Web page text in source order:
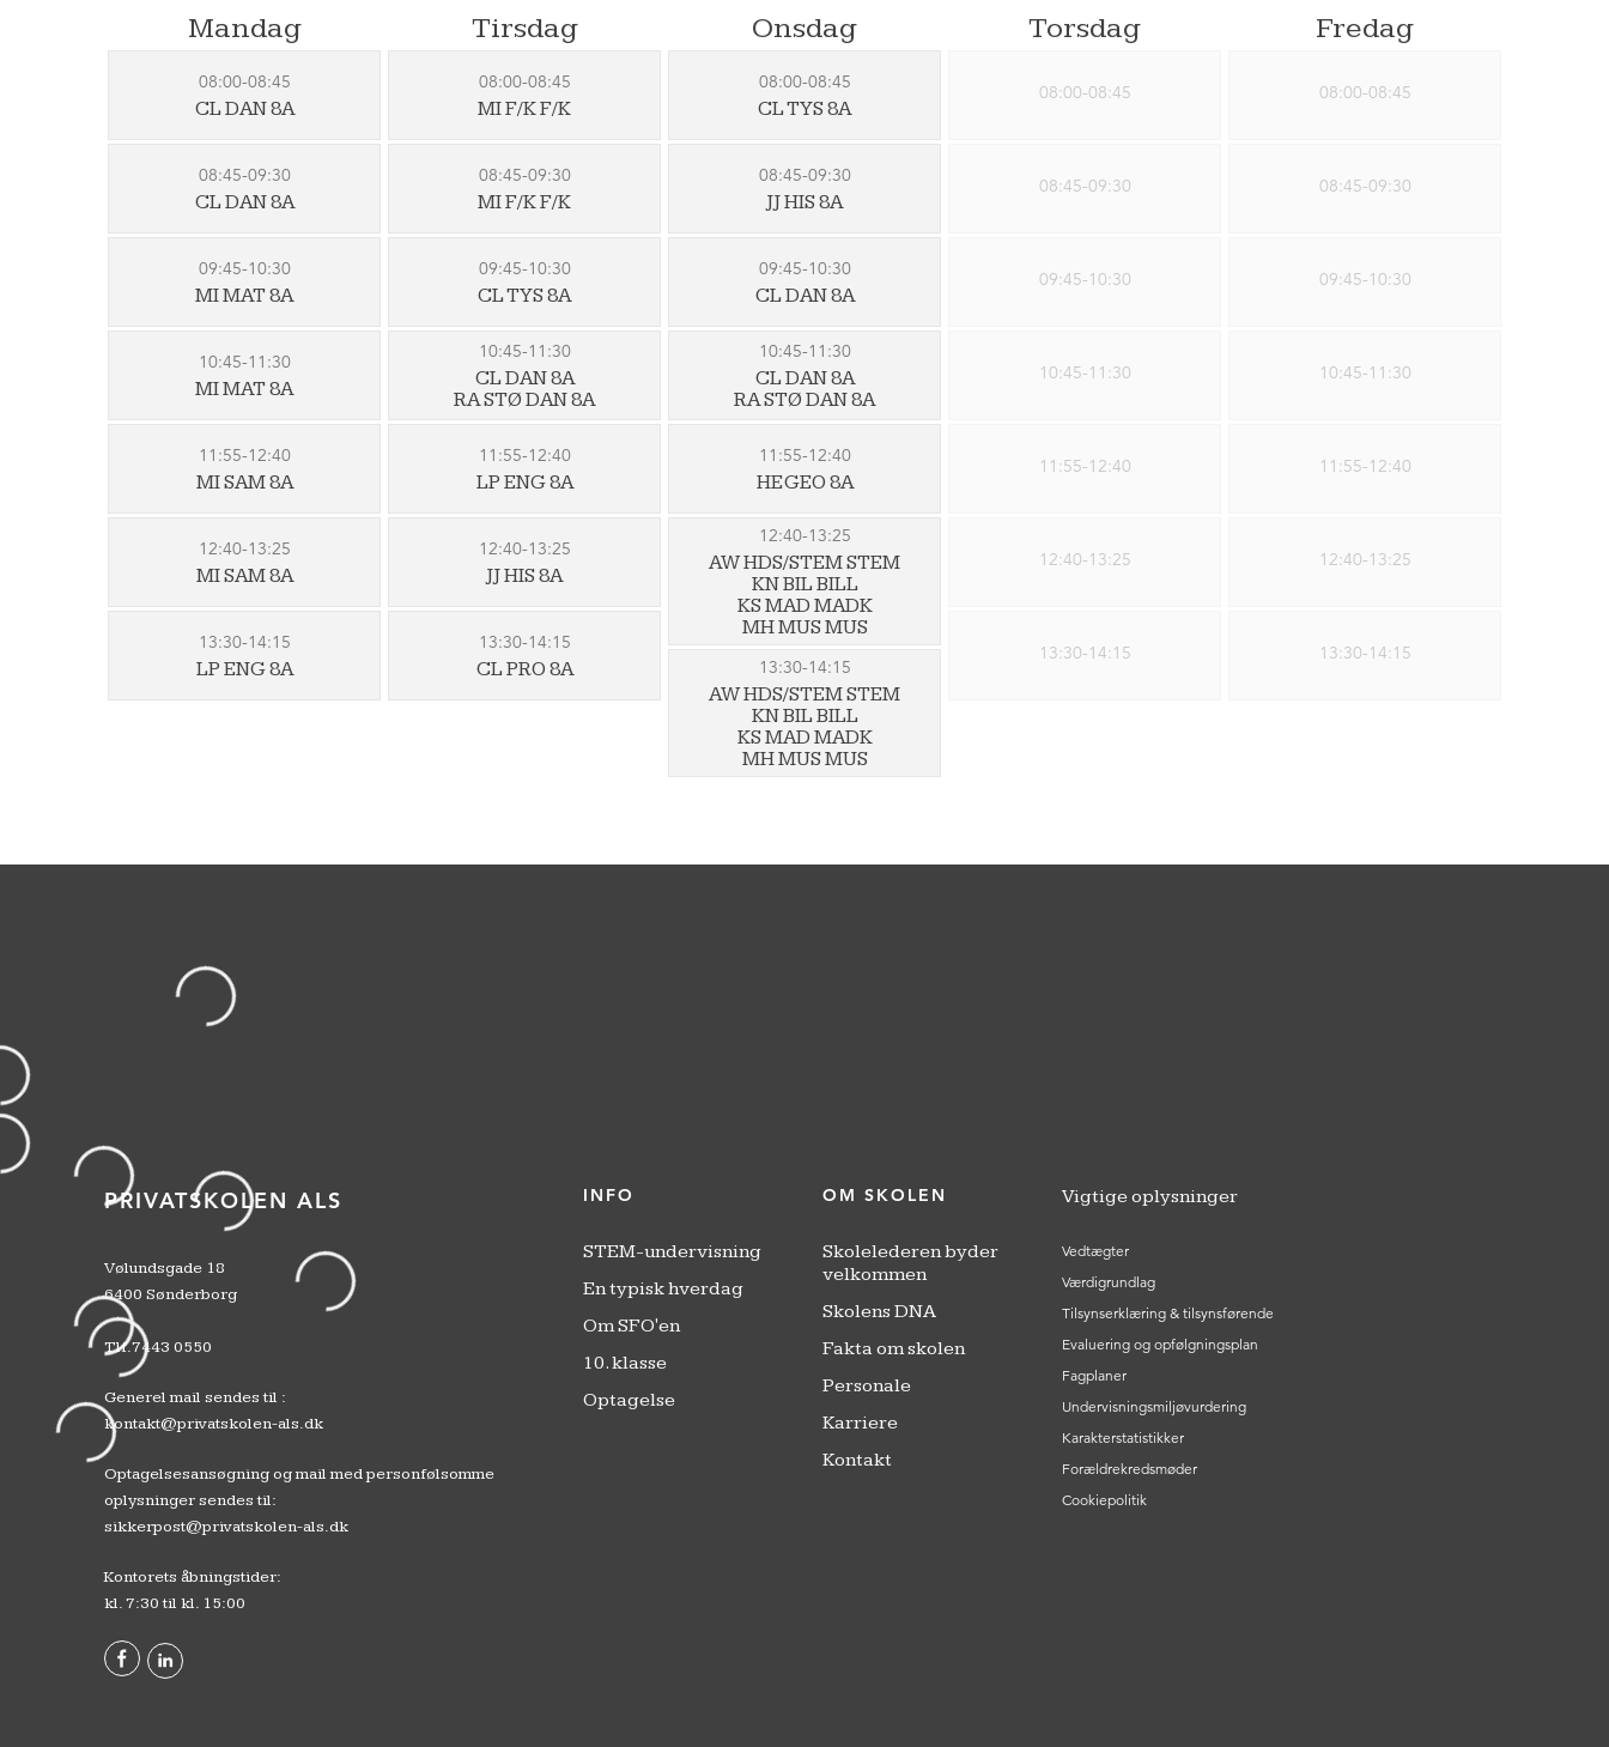
Mandag
08:00-08:45
CL DAN 8A
08:45-09:30
CL DAN 8A
09:45-10:30
MI MAT 8A
10:45-11:30
MI MAT 8A
11:55-12:40
MI SAM 8A
12:40-13:25
MI SAM 8A
13:30-14:15
LP ENG 8A
Tirsdag
08:00-08:45
MI F/K F/K
08:45-09:30
MI F/K F/K
09:45-10:30
CL TYS 8A
10:45-11:30
CL DAN 8A
RA STØ DAN 8A
11:55-12:40
LP ENG 8A
12:40-13:25
JJ HIS 8A
13:30-14:15
CL PRO 8A
Onsdag
08:00-08:45
CL TYS 8A
08:45-09:30
JJ HIS 8A
09:45-10:30
CL DAN 8A
10:45-11:30
CL DAN 8A
RA STØ DAN 8A
11:55-12:40
HE GEO 8A
12:40-13:25
AW HDS/STEM STEM
KN BIL BILL
KS MAD MADK
MH MUS MUS
13:30-14:15
AW HDS/STEM STEM
KN BIL BILL
KS MAD MADK
MH MUS MUS
Torsdag
08:00-08:45
08:45-09:30
09:45-10:30
10:45-11:30
11:55-12:40
12:40-13:25
13:30-14:15
Fredag
08:00-08:45
08:45-09:30
09:45-10:30
10:45-11:30
11:55-12:40
12:40-13:25
13:30-14:15
PRIVATSKOLEN ALS
Vølundsgade 18
6400 Sønderborg
Tlf.7443 0550
Generel mail sendes til :
kontakt@privatskolen-als.dk
Optagelsesansøgning og mail med personfølsomme
oplysninger sendes til:
sikkerpost@privatskolen-als.dk
Kontorets åbningstider:
kl. 7:30 til kl. 15:00
INFO
STEM-undervisning
En typisk hverdag
Om SFO'en
10. klasse
Optagelse
OM SKOLEN
Skolelederen byder
velkommen
Skolens DNA
Fakta om skolen
Personale
Karriere
Kontakt
Vigtige oplysninger
Vedtægter
Værdigrundlag
Tilsynserklæring & tilsynsførende
Evaluering og opfølgningsplan
Fagplaner
Undervisningsmiljøvurdering
Karakterstatistikker
Forældrekredsmøder
Cookiepolitik